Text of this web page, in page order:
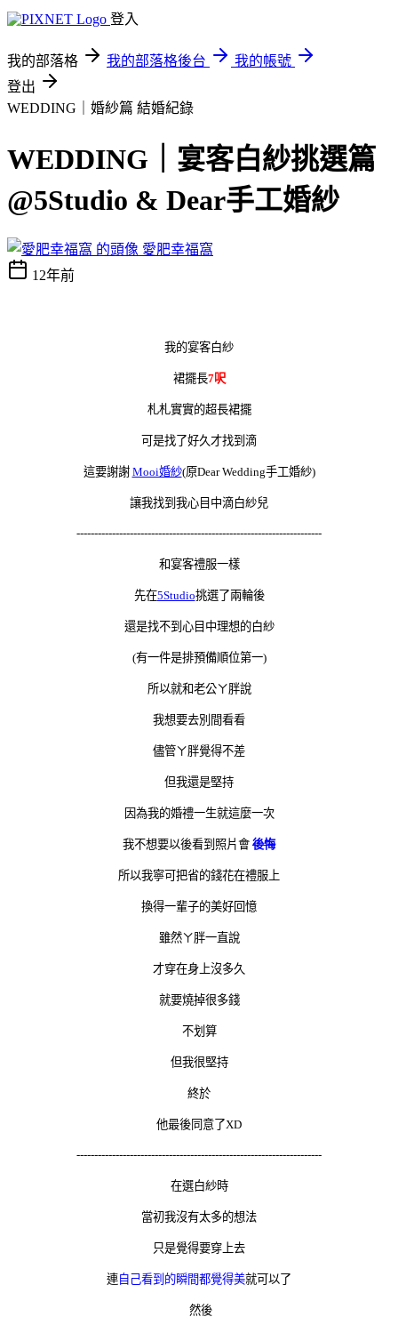
登入
我的部落格 我的部落格後台
我的帳號
登出
WEDDING｜婚紗篇 結婚紀錄
WEDDING｜宴客白紗挑選篇
@5Studio & Dear手工婚紗
愛肥幸福窩
12年前
我的宴客白紗
裙擺長7呎
札札實實的超長裙擺
可是找了好久才找到滴
這要謝謝 Mooi婚紗(原Dear Wedding手工婚紗)
讓我找到我心目中滴白紗兒
---------------------------------------------------------------------
和宴客禮服一樣
先在5Studio挑選了兩輪後
還是找不到心目中理想的白紗
(有一件是排預備順位第一)
所以就和老公ㄚ胖說
我想要去別間看看
儘管ㄚ胖覺得不差
但我還是堅持
因為我的婚禮一生就這麼一次
我不想要以後看到照片會 後悔
所以我寧可把省的錢花在禮服上
換得一輩子的美好回憶
雖然ㄚ胖一直說
才穿在身上沒多久
就要燒掉很多錢
不划算
但我很堅持
終於
他最後同意了XD
---------------------------------------------------------------------
在選白紗時
當初我沒有太多的想法
只是覺得要穿上去
連 自己看到的瞬間都覺得美就可以了
然後